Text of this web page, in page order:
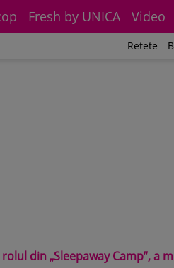
Fresh by UNICA Video
Retete
din „Sleepaway Camp”, a